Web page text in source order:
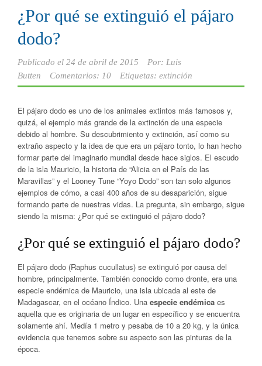
¿Por qué se extinguió el pájaro
dodo?
Publicado el 24 de abril de 2015 Por: Luis
Butten
Comentarios: 10 Etiquetas: extinción
El pájaro dodo es uno de los animales extintos más famosos y,
quizá, el ejemplo más grande de la extinción de una especie
debido al hombre. Su descubrimiento y extinción, así como su
extraño aspecto y la idea de que era un pájaro tonto, lo han hecho
formar parte del imaginario mundial desde hace siglos. El escudo
de la isla Mauricio, la historia de “Alicia en el País de las
Maravillas” y el Looney Tune “Yoyo Dodo” son tan solo algunos
ejemplos de cómo, a casi 400 años de su desaparición, sigue
formando parte de nuestras vidas. La pregunta, sin embargo, sigue
siendo la misma: ¿Por qué se extinguió el pájaro dodo?
¿Por qué se extinguió el pájaro dodo?
El pájaro dodo (Raphus cucullatus) se extinguió por causa del
hombre, principalmente. También conocido como dronte, era una
especie endémica de Mauricio, una isla ubicada al este de
Madagascar, en el océano Índico. Una especie endémica es
aquella que es originaria de un lugar en específico y se encuentra
solamente ahí. Medía 1 metro y pesaba de 10 a 20 kg, y la única
evidencia que tenemos sobre su aspecto son las pinturas de la
época.